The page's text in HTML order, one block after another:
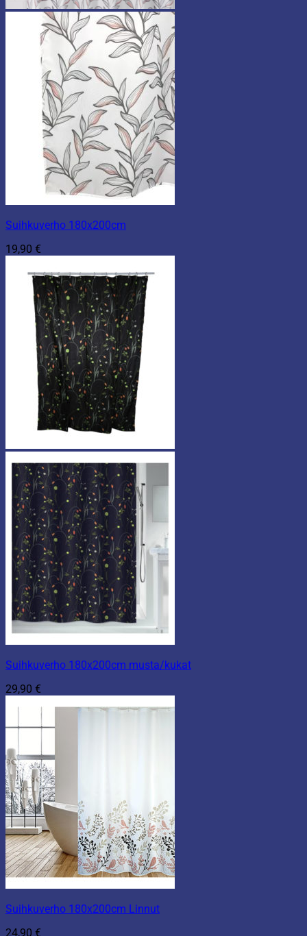
Suihkuverho 180x200cm
19,90 €
Suihkuverho 180x200cm musta/kukat
29,90 €
Suihkuverho 180x200cm Linnut
24,90 €